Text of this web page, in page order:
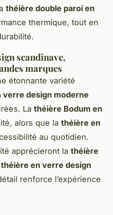
théière double paroi en
thermique, tout en
scandinave,
marques
étonnante variété
verre design moderne
La théière Bodum en
alors que la théière en
au quotidien.
apprécieront la théière
théière en verre design
renforce l’expérience